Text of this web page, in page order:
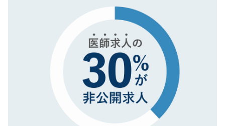
で、機密保持に関してもご安心ください。